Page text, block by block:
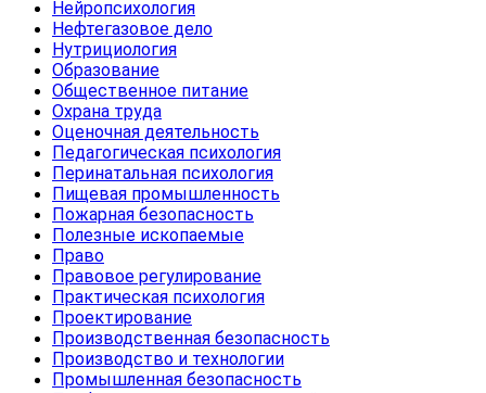
Нейропсихология
Нефтегазовое дело
Нутрициология
Образование
Общественное питание
Охрана труда
Оценочная деятельность
Педагогическая психология
Перинатальная психология
Пищевая промышленность
Пожарная безопасность
Полезные ископаемые
Право
Правовое регулирование
Практическая психология
Проектирование
Производственная безопасность
Производство и технологии
Промышленная безопасность